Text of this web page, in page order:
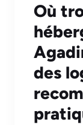
Où
des